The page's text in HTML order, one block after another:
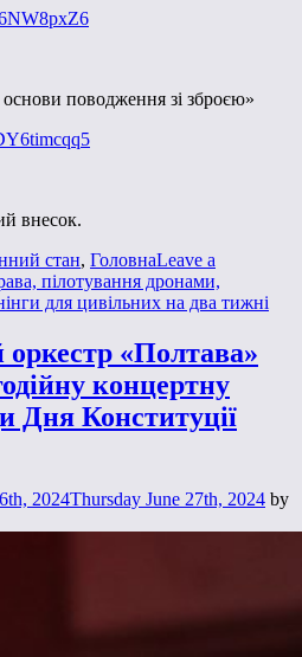
основи поводження зі зброєю»
внесок.
стан, ГоловнаLeave a
пілотування дронами,
для цивільних на два тижні
«Полтава»
концертну
Дня Конституції
2024Thursday June 27th, 2024 by